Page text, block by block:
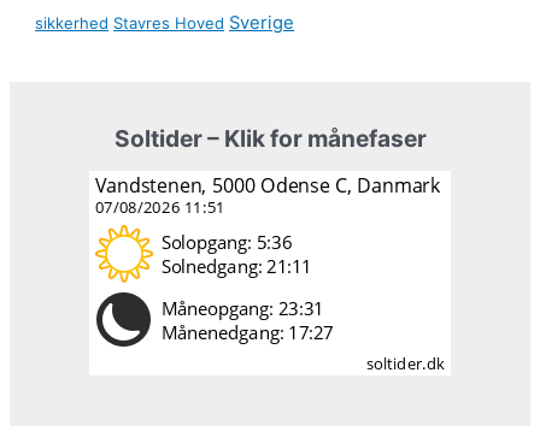
sikkerhed Stavres Hoved Sverige
Soltider – Klik for månefaser